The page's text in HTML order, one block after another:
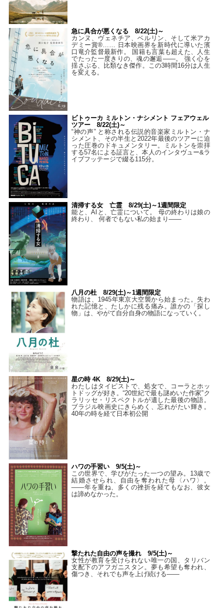
急に具合が悪くなる 8/22(土)～
カンヌ、ヴェネチア、ベルリン、そして米アカ
デミー賞®…… 日本映画界を新時代に導いた濱
口竜介監督最新作。 国籍も言葉も超えた、人生
でたった一度きりの、魂の邂逅――。 強く心を
揺さぶる、比類なき傑作。この3時間16分は人生
を変える。
ビトゥーカ ミルトン・ナシメント フェアウェル
ツアー 8/22(土)～
“神の声” と称される伝説的音楽家ミルトン・ナ
シメント、その半生と2022年最後のツアーに迫
った圧巻のドキュメンタリー。ミルトンを崇拝
する57名による証言と、本人のインタヴュー&ラ
イブフッテージで綴る115分。
清掃する女 亡霊 8/29(土)～1週間限定
能と、AIと、亡霊について。 母の終わりは娘の
終わり、 何者でもない私の始まり――
八月の杜 8/29(土)～1週間限定
物語は、1945年東京大空襲から始まった。失わ
れた記憶と、たしかに残る痛み。誰かの「探し
物」は、やがて自分自身の物語になっていく。
星の時 4K 8/29(土)～
わたしはタイピストで、処⼥で、コーラとホッ
トドッグが好き。“20世紀で最も謎めいた作家”ク
ラリッセ・リスペクトルが遺した最後の物語。
ブラジル映画史にきらめく、忘れがたい輝き。
40年の時を経て⽇本初公開
ハワの手習い 9/5(土)～
この世界で、学びがたった一つの望み。13歳で
結婚させられ、自由を奪われた母〈ハワ〉。
——年を重ね、多くの挫折を経てもなお、彼女
は諦めなかった。
撃たれた自由の声を撮れ 9/5(土)～
女性が教育を受けられない唯一の国、タリバン
支配下のアフガニスタン。夢も希望も奪われ、
傷つき、それでも声を上げ続ける——